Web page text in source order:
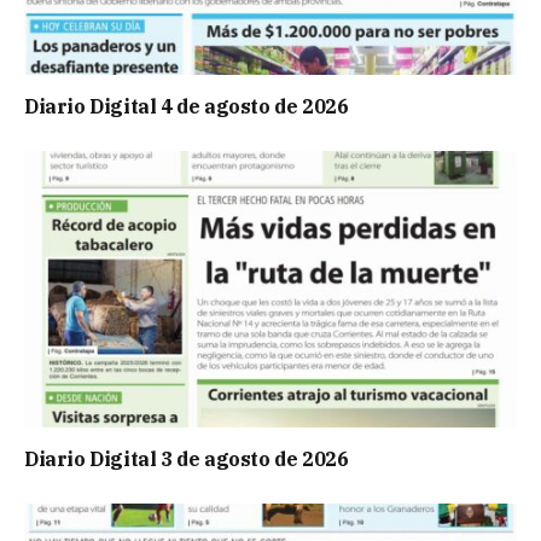
Diario Digital 4 de agosto de 2026
Diario Digital 3 de agosto de 2026